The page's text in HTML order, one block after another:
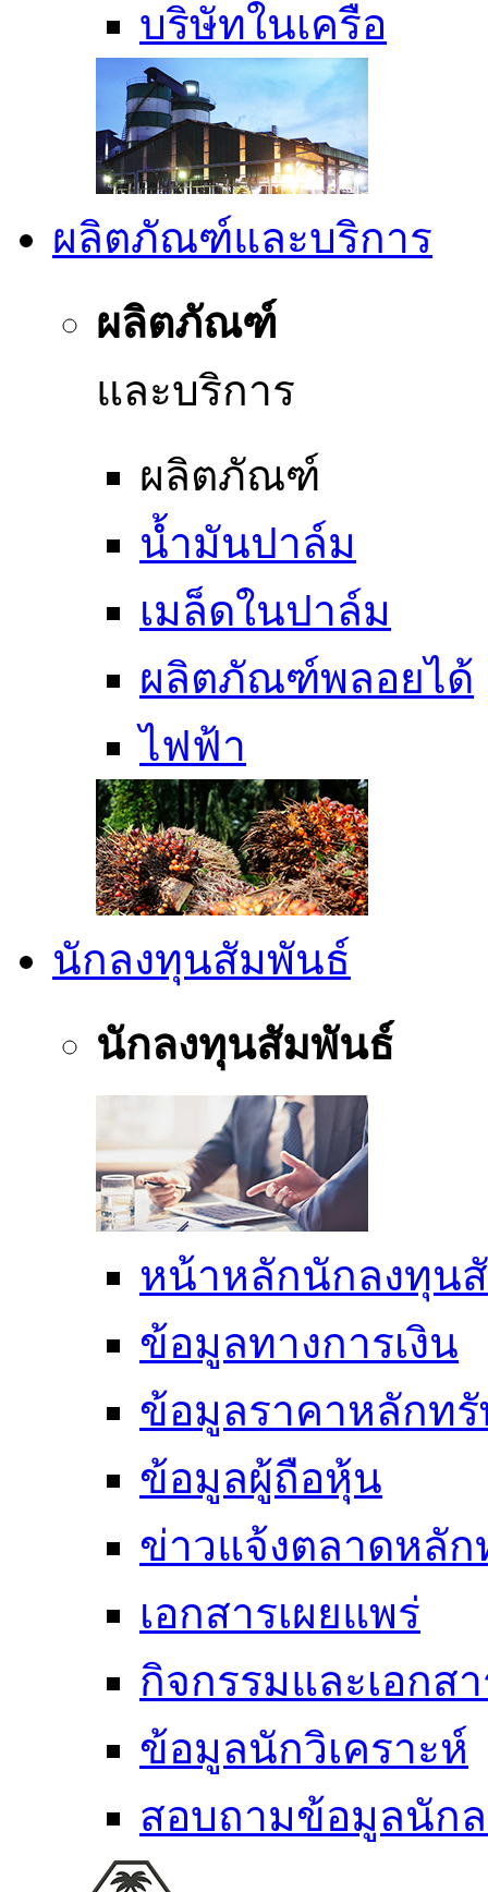
บริษัทในเครือ
ผลิตภัณฑ์และบริการ
ผลิตภัณฑ์
และบริการ
ผลิตภัณฑ์
น้ำมันปาล์ม
เมล็ดในปาล์ม
ผลิตภัณฑ์พลอยได้
ไฟฟ้า
นักลงทุนสัมพันธ์
นักลงทุนสัมพันธ์
หน้าหลักนักลงทุน
ข้อมูลทางการเงิน
ข้อมูลราคาหลักท
ข้อมูลผู้ถือหุ้น
ข่าวแจ้งตลาดหลัก
เอกสารเผยแพร่
กิจกรรมและเอกส
ข้อมูลนักวิเคราะห์
สอบถามข้อมูลนัก